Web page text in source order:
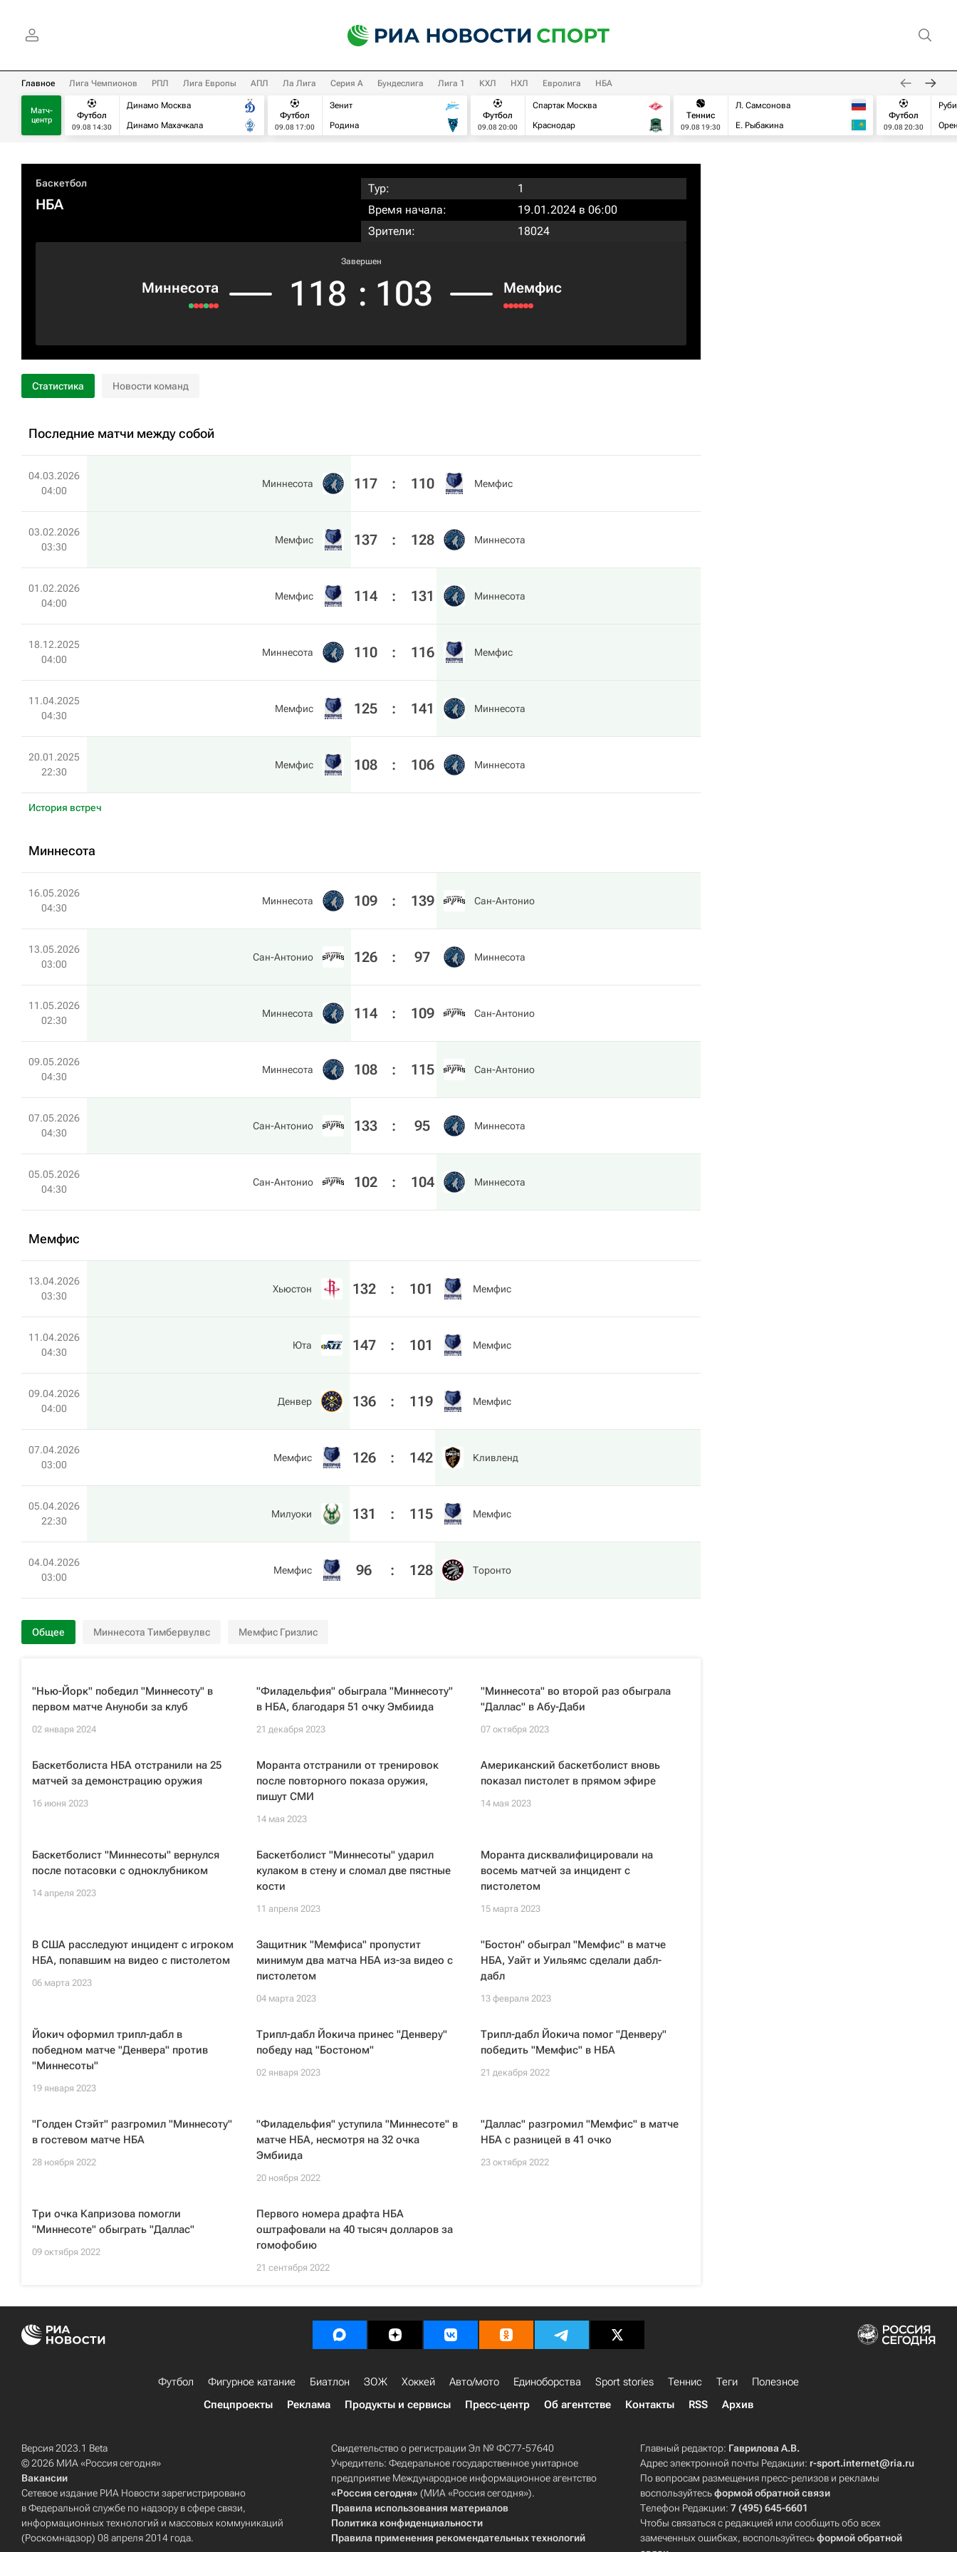
Главное Лига Чемпионов РПЛ Лига Европы АПЛ Ла Лига Серия А Бундеслига Лига 1 КХЛ НХЛ Евролига НБА
Матч-
центр
Футбол
09.08 14:30
Динамо Москва
Динамо Махачкала
Футбол
09.08 17:00
Зенит
Родина
Футбол
09.08 20:00
Спартак Москва
Краснодар
Теннис
09.08 19:30
Л. Самсонова
Е. Рыбакина
Футбол
09.08 20:30
Баскетбол
НБА
Тур:
1
Время начала:
19.01.2024 в 06:00
Зрители:
18024
Миннесота
Завершен
118 : 103 Мемфис
Статистика Новости команд
Последние матчи между собой
04.03.2026
04:00
Миннесота 117 : 110 Мемфис
03.02.2026
03:30
Мемфис 137 : 128 Миннесота
01.02.2026
04:00
Мемфис 114 : 131 Миннесота
18.12.2025
04:00
Миннесота 110 : 116 Мемфис
11.04.2025
04:30
Мемфис 125 : 141 Миннесота
20.01.2025
22:30
Мемфис 108 : 106 Миннесота
История встреч
Миннесота
16.05.2026
04:30
Миннесота 109 : 139 Сан-Антонио
13.05.2026
03:00
Сан-Антонио 126 : 97 Миннесота
11.05.2026
02:30
Миннесота 114 : 109 Сан-Антонио
09.05.2026
04:30
Миннесота 108 : 115 Сан-Антонио
07.05.2026
04:30
Сан-Антонио 133 : 95 Миннесота
05.05.2026
04:30
Сан-Антонио 102 : 104 Миннесота
Мемфис
13.04.2026
03:30
Хьюстон 132 : 101 Мемфис
11.04.2026
04:30
Юта 147 : 101 Мемфис
09.04.2026
04:00
Денвер 136 : 119 Мемфис
07.04.2026
03:00
Мемфис 126 : 142 Кливленд
05.04.2026
22:30
Милуоки 131 : 115 Мемфис
04.04.2026
03:00
Мемфис 96 : 128 Торонто
Общее Миннесота Тимбервулвс Мемфис Гризлис
"Нью-Йорк" победил "Миннесоту" в
первом матче Ануноби за клуб
02 января 2024
"Филадельфия" обыграла "Миннесоту"
в НБА, благодаря 51 очку Эмбиида
21 декабря 2023
"Миннесота" во второй раз обыграла
"Даллас" в Абу-Даби
07 октября 2023
Баскетболиста НБА отстранили на 25
матчей за демонстрацию оружия
16 июня 2023
Моранта отстранили от тренировок
после повторного показа оружия,
пишут СМИ
14 мая 2023
Американский баскетболист вновь
показал пистолет в прямом эфире
14 мая 2023
Баскетболист "Миннесоты" вернулся
после потасовки с одноклубником
14 апреля 2023
Баскетболист "Миннесоты" ударил
кулаком в стену и сломал две пястные
кости
11 апреля 2023
Моранта дисквалифицировали на
восемь матчей за инцидент с
пистолетом
15 марта 2023
В США расследуют инцидент с игроком
НБА, попавшим на видео с пистолетом
06 марта 2023
Защитник "Мемфиса" пропустит
минимум два матча НБА из-за видео с
пистолетом
04 марта 2023
"Бостон" обыграл "Мемфис" в матче
НБА, Уайт и Уильямс сделали дабл-
дабл
13 февраля 2023
Йокич оформил трипл-дабл в
победном матче "Денвера" против
"Миннесоты"
19 января 2023
Трипл-дабл Йокича принес "Денверу"
победу над "Бостоном"
02 января 2023
Трипл-дабл Йокича помог "Денверу"
победить "Мемфис" в НБА
21 декабря 2022
"Голден Стэйт" разгромил "Миннесоту"
в гостевом матче НБА
28 ноября 2022
"Филадельфия" уступила "Миннесоте" в
матче НБА, несмотря на 32 очка
Эмбиида
20 ноября 2022
"Даллас" разгромил "Мемфис" в матче
НБА с разницей в 41 очко
23 октября 2022
Три очка Капризова помогли
"Миннесоте" обыграть "Даллас"
09 октября 2022
Первого номера драфта НБА
оштрафовали на 40 тысяч долларов за
гомофобию
21 сентября 2022
Футбол Фигурное катание Биатлон ЗОЖ Хоккей Авто/мото Единоборства Sport stories Теннис Теги
Полезное
Спецпроекты
Реклама Продукты и сервисы Пресс-центр Об агентстве Контакты RSS Архив
Версия 2023.1 Beta
© 2026 МИА «Россия сегодня»
Вакансии
Сетевое издание РИА Новости зарегистрировано
в Федеральной службе по надзору в сфере связи,
информационных технологий и массовых коммуникаций
(Роскомнадзор) 08 апреля 2014 года.
Свидетельство о регистрации Эл № ФС77-57640
Учредитель: Федеральное государственное унитарное
предприятие Международное информационное агентство
«Россия сегодня» (МИА «Россия сегодня»).
Правила использования материалов
Политика конфиденциальности
Правила применения рекомендательных технологий
Главный редактор: Гаврилова А.В.
Адрес электронной почты Редакции: r-sport.internet@ria.ru
По вопросам размещения пресс-релизов и рекламы
воспользуйтесьформой обратной связи
Телефон Редакции:7 (495) 645-6601
Чтобы связаться с редакцией или сообщить обо всех
замеченных ошибках, воспользуйтесьформой обратной